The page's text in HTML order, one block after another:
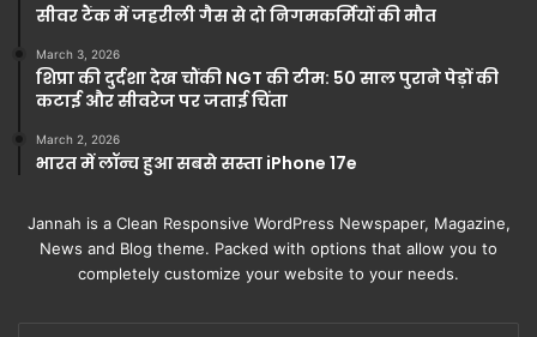
सीवर टैंक में जहरीली गैस से दो निगमकर्मियों की मौत
March 3, 2026
शिप्रा की दुर्दशा देख चौंकी NGT की टीम: 50 साल पुराने पेड़ों की
कटाई और सीवरेज पर जताई चिंता
March 2, 2026
भारत में लॉन्च हुआ सबसे सस्ता iPhone 17e
Jannah is a Clean Responsive WordPress Newspaper, Magazine,
News and Blog theme. Packed with options that allow you to
completely customize your website to your needs.